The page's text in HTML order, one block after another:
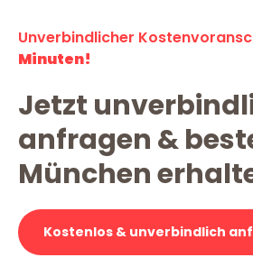
Unverbindlicher
Minuten!
Jetzt
anfragen &
München
Kostenlos & unverbindlich